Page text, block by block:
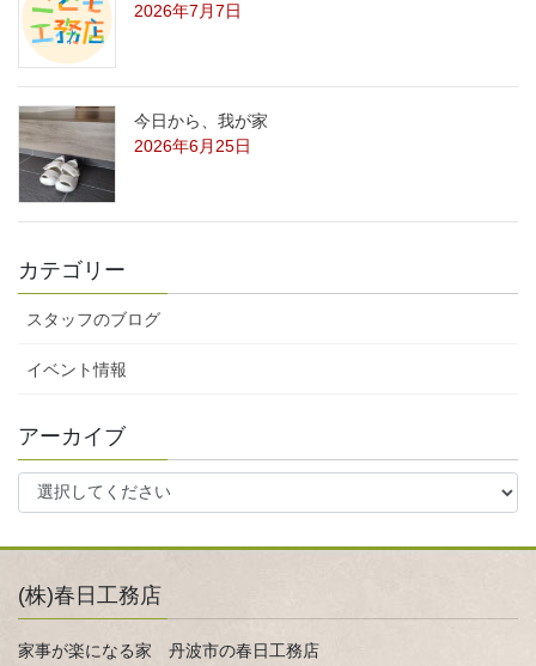
2026年7月7日
今日から、我が家
2026年6月25日
カテゴリー
スタッフのブログ
イベント情報
アーカイブ
(株)春日工務店
家事が楽になる家 丹波市の春日工務店